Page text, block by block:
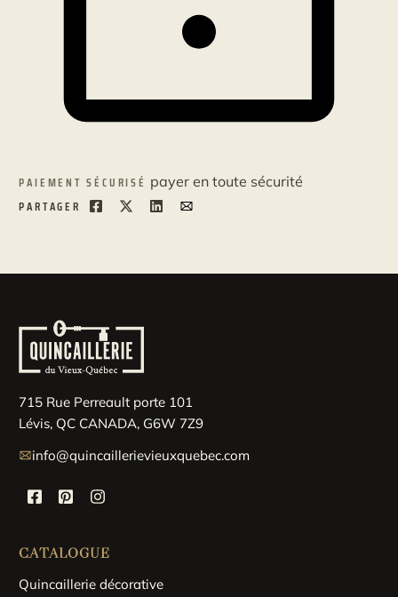
PAIEMENT SÉCURISÉ payer en toute sécurité
PARTAGER
715 Rue Perreault porte 101
Lévis, QC CANADA, G6W 7Z9
info@quincaillerievieuxquebec.com
CATALOGUE
Quincaillerie décorative